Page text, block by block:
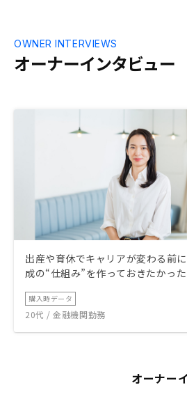
オーナーインタビュー
OWNER INTERVIEWS
出産や育休でキャリアが変わる前
成の“仕組み”を作っておきたかった
購入時データ
20代 / 金融機関勤務
オーナー